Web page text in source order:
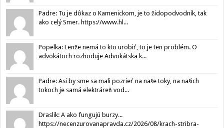
Padre: Tu je dôkaz o Kamenickom, je to židopodvodník, tak
ako celý Smer. https://www.hl...
Popelka: Lenže nemá to kto urobiť, to je ten problém. O
advokátoch rozhoduje Advokátska k...
Padre: Asi by sme sa mali pozrieť na naše toky, na našich
tokoch je samá elektráreň vod...
Draslik: A ako fungujú burzy...
https://necenzurovanapravda.cz/2026/08/krach-stribra-